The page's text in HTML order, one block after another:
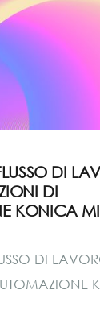
DI
DI
KONICA
DI